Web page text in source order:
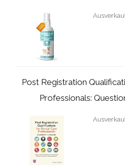
Post Registration
Professionals: